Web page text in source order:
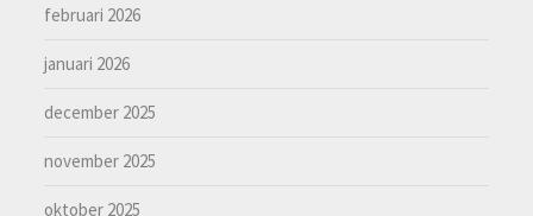
februari 2026
januari 2026
december 2025
november 2025
oktober 2025